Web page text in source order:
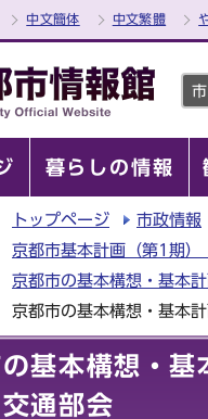
中文簡体 中文繁體
暮らしの情報
トップページ 市政情報
京都市基本計画（第1期
京都市の基本構想・基本
京都市の基本構想・基本
基本構想・
通部会